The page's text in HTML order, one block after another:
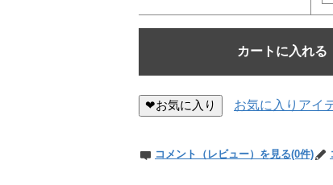
❤お気に入り お気に入りアイ
コメント（レビュー）を見る(0件)